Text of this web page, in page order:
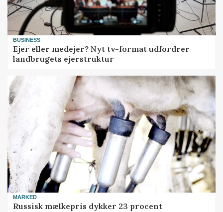
BUSINESS
Ejer eller medejer? Nyt tv-format udfordrer
landbrugets ejerstruktur
MARKED
Russisk mælkepris dykker 23 procent